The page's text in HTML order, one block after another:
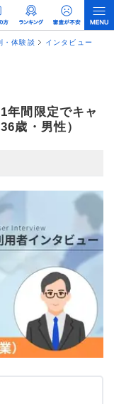
・体験談
インタビュー
年間限定でキャ
歳・男性）
いう収益モデルです。 た
編集部の調査／ユーザー
提供を行っています。